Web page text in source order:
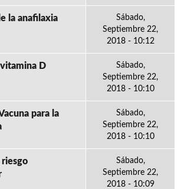
la anafilaxia
Sábado,
Septiembre 22,
2018 - 10:12
D
Sábado,
Septiembre 22,
2018 - 10:10
para la
Sábado,
Septiembre 22,
2018 - 10:10
Sábado,
Septiembre 22,
2018 - 10:09